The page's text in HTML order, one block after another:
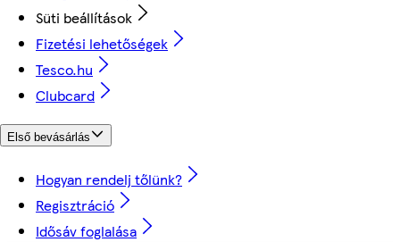
Süti beállítások
Fizetési lehetőségek
Tesco.hu
Clubcard
Első bevásárlás
Hogyan rendelj tőlünk?
Regisztráció
Idősáv foglalása